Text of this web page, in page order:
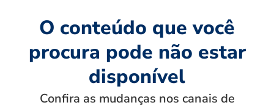
O conteúdo que você
procura pode não estar
disponível
Confira as mudanças nos canais de